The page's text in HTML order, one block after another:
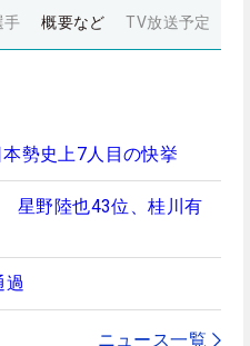
手 概要など TV放送予定
勢史上7人目の快挙
星野陸也43位、桂川有
過
ニュース一覧